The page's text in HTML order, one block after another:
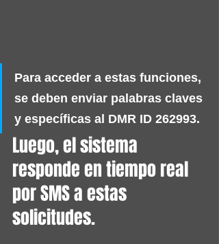
Para acceder a estas funciones,
se deben enviar palabras claves
y específicas al DMR ID 262993.
Luego, el sistema
responde en tiempo real
por SMS a estas
solicitudes.